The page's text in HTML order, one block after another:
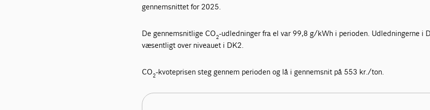
gennemsnittet for 2025.
De gennemsnitlige CO2-udledninger fra el var 99,8 g/kWh i perioden. Udledningerne i
væsentligt over niveauet i DK2.
CO2-kvoteprisen steg gennem perioden og lå i gennemsnit på 553 kr./ton.